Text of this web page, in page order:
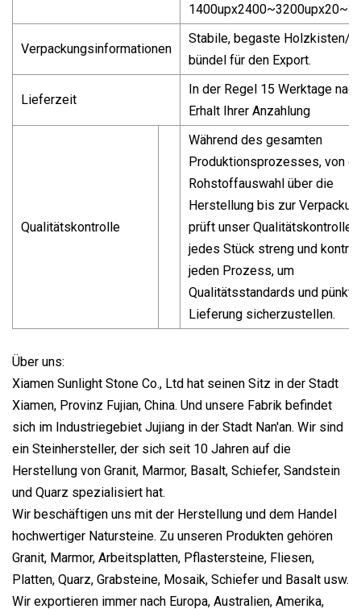
Verpackungsinformationen
Stabile, begaste Holzkisten/-
bündel für den Export.
Lieferzeit
In der Regel 15 Werktage nach
Erhalt Ihrer Anzahlung
Qualitätskontrolle
Während des gesamten
Produktionsprozesses, von
Rohstoffauswahl über die
Herstellung bis zur
prüft unser
jedes Stück streng und
jeden Prozess, um
Qualitätsstandards und
Lieferung sicherzustellen.
Über uns:
Xiamen Sunlight Stone Co., Ltd hat seinen Sitz in der Stadt
Xiamen, Provinz Fujian, China. Und unsere Fabrik befindet
sich im Industriegebiet Jujiang in der Stadt Nan'an. Wir sind
ein Steinhersteller, der sich seit 10 Jahren auf die
Herstellung von Granit, Marmor, Basalt, Schiefer, Sandstein
und Quarz spezialisiert hat.
Wir beschäftigen uns mit der Herstellung und dem Handel
hochwertiger Natursteine. Zu unseren Produkten gehören
Granit, Marmor, Arbeitsplatten, Pflastersteine, Fliesen,
Platten, Quarz, Grabsteine, Mosaik, Schiefer und Basalt usw.
Wir exportieren immer nach Europa, Australien, Amerika,